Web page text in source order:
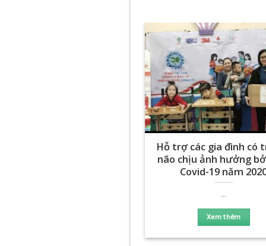
Hỗ trợ các gia đình có
não chịu ảnh hưởng
Covid-19 năm
...
Xem thêm